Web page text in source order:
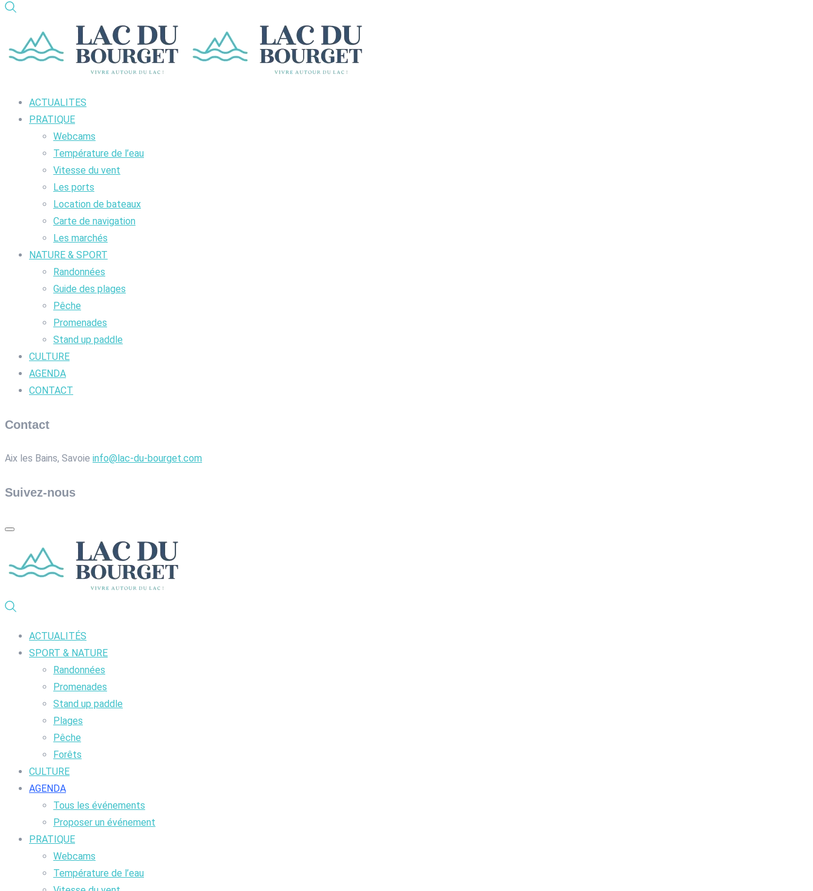
ACTUALITES
PRATIQUE
Webcams
Température de l’eau
Vitesse du vent
Les ports
Location de bateaux
Carte de navigation
Les marchés
NATURE & SPORT
Randonnées
Guide des plages
Pêche
Promenades
Stand up paddle
CULTURE
AGENDA
CONTACT
Contact
Aix les Bains, Savoie info@lac-du-bourget.com
Suivez-nous
ACTUALITÉS
SPORT & NATURE
Randonnées
Promenades
Stand up paddle
Plages
Pêche
Forêts
CULTURE
AGENDA
Tous les événements
Proposer un événement
PRATIQUE
Webcams
Température de l’eau